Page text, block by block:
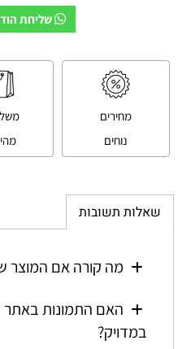
שליחת
מחירים
נוחים
שאלות תשובות
מה קורה אם המוצר
האם התמונות באתר
במדויק?